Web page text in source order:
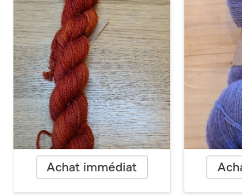
Achat immédiat